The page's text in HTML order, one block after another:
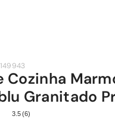
149943
Cozinha
Granitado
3.5(6)